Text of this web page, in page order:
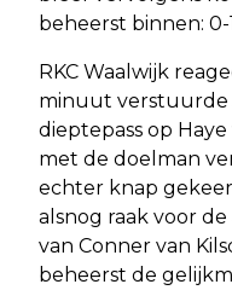
beheerst binnen: 0-
RKC Waalwijk
minuut verstuurde
dieptepass op
met de doelman
echter knap
alsnog raak voor
van Conner van
beheerst de